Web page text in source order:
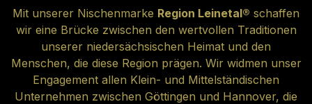
Mit unserer Nischenmarke Region Leinetal® schaffen
wir eine Brücke zwischen den wertvollen Traditionen
unserer niedersächsischen Heimat und den
Menschen, die diese Region prägen. Wir widmen unser
Engagement allen Klein- und Mittelständischen
Unternehmen zwischen Göttingen und Hannover, die